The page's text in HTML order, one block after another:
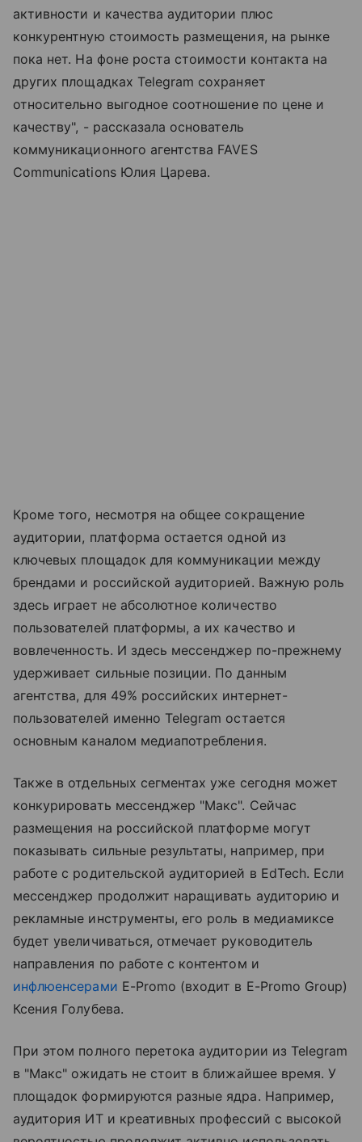
активности и качества аудитории плюс
конкурентную стоимость размещения, на рынке
пока нет. На фоне роста стоимости контакта на
других площадках Telegram сохраняет
относительно выгодное соотношение по цене и
качеству", - рассказала основатель
коммуникационного агентства FAVES
Communications Юлия Царева.
Кроме того, несмотря на общее сокращение
аудитории, платформа остается одной из
ключевых площадок для коммуникации между
брендами и российской аудиторией. Важную роль
здесь играет не абсолютное количество
пользователей платформы, а их качество и
вовлеченность. И здесь мессенджер по-прежнему
удерживает сильные позиции. По данным
агентства, для 49% российских интернет-
пользователей именно Telegram остается
основным каналом медиапотребления.
Также в отдельных сегментах уже сегодня может
конкурировать мессенджер "Макс". Сейчас
размещения на российской платформе могут
показывать сильные результаты, например, при
работе с родительской аудиторией в EdTech. Если
мессенджер продолжит наращивать аудиторию и
рекламные инструменты, его роль в медиамиксе
будет увеличиваться, отмечает руководитель
направления по работе с контентом и
инфлюенсерами E-Promo (входит в E-Promo Group)
Ксения Голубева.
При этом полного перетока аудитории из Telegram
в "Макс" ожидать не стоит в ближайшее время. У
площадок формируются разные ядра. Например,
аудитория ИТ и креативных профессий с высокой